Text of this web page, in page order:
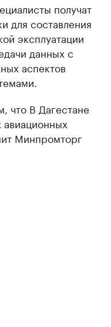
получат
для составления
эксплуатации
данных с
аспектов
что В Дагестане
авиационных
Минпромторг